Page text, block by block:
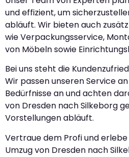
und effizient, um
abläuft. Wir bieten auch
wie Verpackungsservice,
von Möbeln sowie
Bei uns steht die
Wir passen unseren Service
Bedürfnisse an und achten
von Dresden nach Silkeborg
Vorstellungen abläuft.
Vertraue dem Profi und
Umzug von Dresden nach